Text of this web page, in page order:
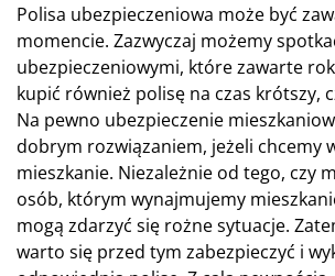
Polisa ubezpieczeniowa może być
momencie. Zazwyczaj możemy
ubezpieczeniowymi, które zawarte
kupić również polisę na czas krótszy,
Na pewno ubezpieczenie
dobrym rozwiązaniem, jeżeli chcemy
mieszkanie. Niezależnie od tego, czy
osób, którym wynajmujemy
mogą zdarzyć się rożne sytuacje.
warto się przed tym zabezpieczyć i